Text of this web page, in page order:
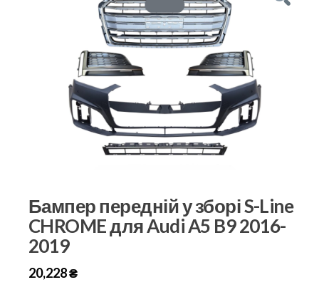
Бампер передній у зборі S-Line
CHROME для Audi A5 B9 2016-
2019
20,228₴